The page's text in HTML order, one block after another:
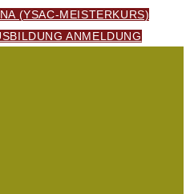
(YSAC-MEISTERKURS)
ANMELDUNG